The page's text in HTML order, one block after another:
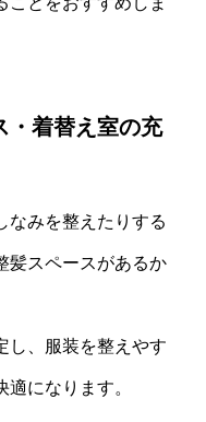
・着替え室の充
なみを整えたりする
髪スペースがあるか
し、服装を整えやす
になります。